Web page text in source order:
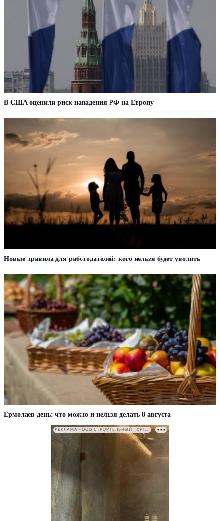
В США оценили риск нападения РФ на Европу
Новые правила для работодателей: кого нельзя будет уволить
Ермолаев день: что можно и нельзя делать 8 августа
РЕКЛАМА • ООО СТРОИТЕЛЬНЫЙ ТОРГОВЫЙ ДОМ «ПЕТРОВИЧ». ИНН: 7802348846